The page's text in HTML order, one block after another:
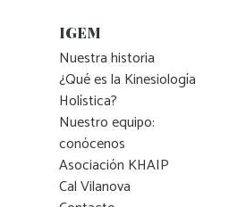
IGEM
Nuestra historia
¿Qué es la Kinesiología
Holística?
Nuestro equipo:
conócenos
Asociación KHAIP
Cal Vilanova